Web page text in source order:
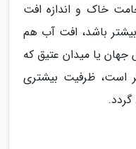
خاک و اندازه افت
باشد، افت آب هم
جهان یا میدان عتیق که
آبرفت بین 70 تا 100 متر است، ظرفیت بیشتری